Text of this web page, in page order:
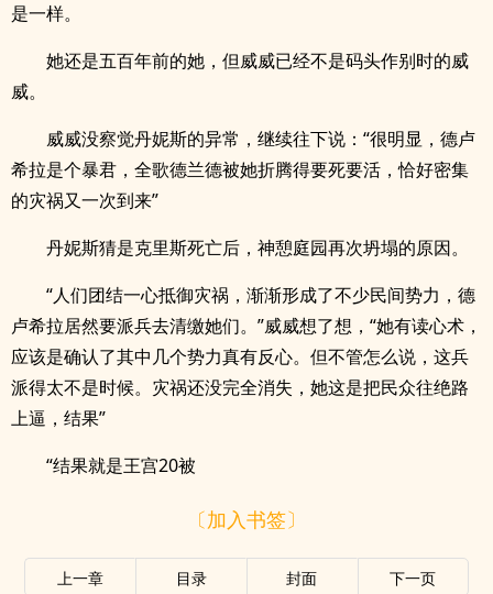
是一样。
她还是五百年前的她，但威威已经不是码头作别时的威
威。
威威没察觉丹妮斯的异常，继续往下说：“很明显，德卢
希拉是个暴君，全歌德兰德被她折腾得要死要活，恰好密集
的灾祸又一次到来”
丹妮斯猜是克里斯死亡后，神憩庭园再次坍塌的原因。
“人们团结一心抵御灾祸，渐渐形成了不少民间势力，德
卢希拉居然要派兵去清缴她们。”威威想了想，“她有读心术，
应该是确认了其中几个势力真有反心。但不管怎么说，这兵
派得太不是时候。灾祸还没完全消失，她这是把民众往绝路
上逼，结果”
“结果就是王宫20被
〔加入书签〕
上一章 目录 封面 下一页